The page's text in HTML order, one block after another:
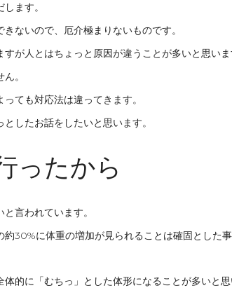
ます。
ないので、厄介極まりないものです。
が人とはちょっと原因が違うことが多いと思いま
。
ても対応法は違ってきます。
したお話をしたいと思います。
ったから
言われています。
30%に体重の増加が見られることは確固とした事
的に「むちっ」とした体形になることが多いと思